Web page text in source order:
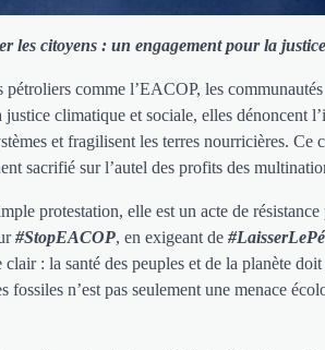
les citoyens : un engagement pour la
pétroliers comme l’EACOP, les
climatique et sociale, elles dénoncent
et fragilisent les terres nourricières.
sacrifié sur l’autel des profits des
protestation, elle est un acte de
#StopEACOP, en exigeant de
: la santé des peuples et de la planète
fossiles n’est pas seulement une menace